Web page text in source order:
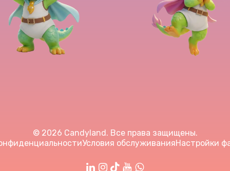
© 2026 Candyland. Все права защищены.
Условия обслуживанияНастройки